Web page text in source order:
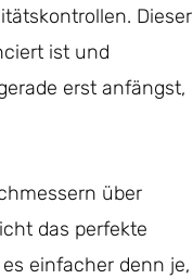
Dieser
ist und
erst anfängst,
über
das perfekte
einfacher denn je,